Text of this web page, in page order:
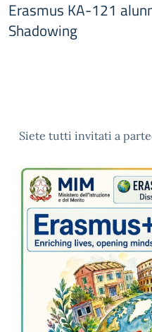
Erasmus KA-121
Shadowing
Siete tutti invitati a